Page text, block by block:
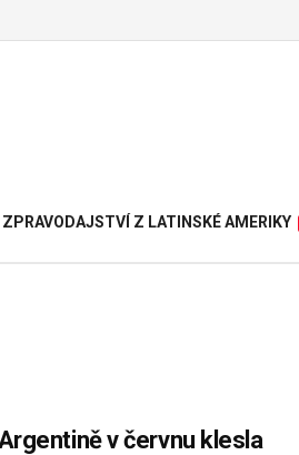
ZPRAVODAJSTVÍ Z LATINSKÉ AMERIKY
v červnu klesla